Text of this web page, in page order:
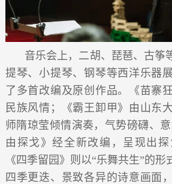
音乐会上，二胡、琵琶、古筝
提琴、小提琴、钢琴等西洋乐器
了多首改编及原创作品。《苗寨
民族风情；《霸王卸甲》由山东
师隋琼莹倾情演奏，气势磅礴、
由探戈》经全新改编，呈现出探
《四季留园》则以“乐舞共生”的形
四季更迭、景致各异的诗意画面